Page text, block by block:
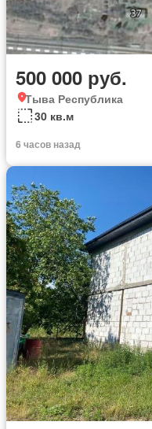
500 000 руб.
Тыва Республика
30 кв.м
6 часов назад